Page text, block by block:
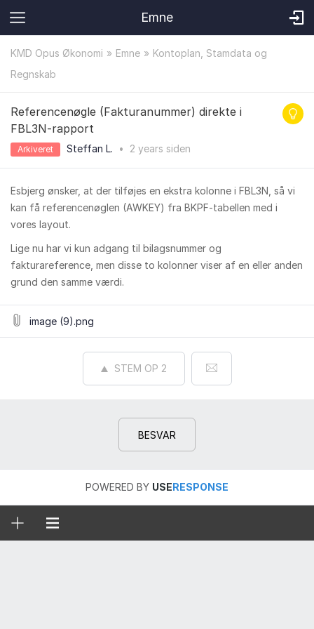
Emne
KMD Opus Økonomi Emne
Kontoplan, Stamdata og
Regnskab
Referencenøgle (Fakturanummer) direkte i
FBL3N-rapport
Arkiveret Steffan L. • 2 years siden
Esbjerg ønsker, at der tilføjes en ekstra kolonne i FBL3N, så vi
kan få referencenøglen (AWKEY) fra BKPF-tabellen med i
vores layout.
Lige nu har vi kun adgang til bilagsnummer og
fakturareference, men disse to kolonner viser af en eller anden
grund den samme værdi.
image (9).png
STEM OP 2
BESVAR
POWERED BY USERESPONSE